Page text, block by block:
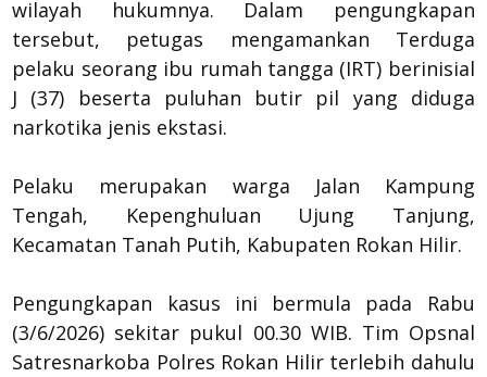
wilayah hukumnya. Dalam pengungkapan
tersebut, petugas mengamankan Terduga
pelaku seorang ibu rumah tangga (IRT) berinisial
J (37) beserta puluhan butir pil yang diduga
narkotika jenis ekstasi.
Pelaku merupakan warga Jalan Kampung
Tengah, Kepenghuluan Ujung Tanjung,
Kecamatan Tanah Putih, Kabupaten Rokan Hilir.
Pengungkapan kasus ini bermula pada Rabu
(3/6/2026) sekitar pukul 00.30 WIB. Tim Opsnal
Satresnarkoba Polres Rokan Hilir terlebih dahulu